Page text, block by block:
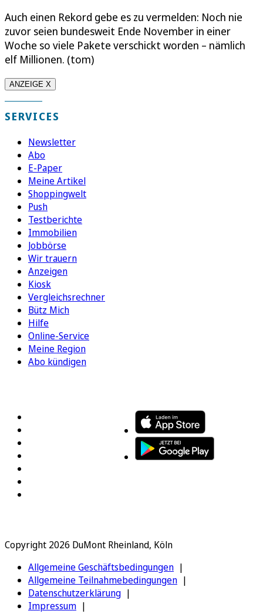
Auch einen Rekord gebe es zu vermelden: Noch nie
zuvor seien bundesweit Ende November in einer
Woche so viele Pakete verschickt worden – nämlich
elf Millionen. (tom)
ANZEIGE X
SERVICES
Newsletter
Abo
E-Paper
Meine Artikel
Shoppingwelt
Push
Testberichte
Immobilien
Jobbörse
Wir trauern
Anzeigen
Kiosk
Vergleichsrechner
Bütz Mich
Hilfe
Online-Service
Meine Region
Abo kündigen
Copyright 2026 DuMont Rheinland, Köln
Allgemeine Geschäftsbedingungen
Allgemeine Teilnahmebedingungen
Datenschutzerklärung
Impressum